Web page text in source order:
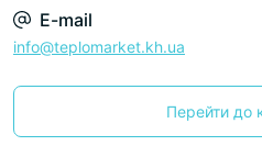
E-mail
info@teplomarket.kh.ua
Перейти до